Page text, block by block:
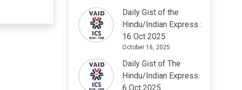
Daily Gist of the
Hindu/Indian Express :
16 Oct 2025
October 16, 2025
Daily Gist of The
Hindu/Indian Express:
6 Oct 2025